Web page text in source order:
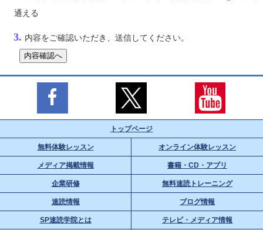
通える
3. 内容をご確認いただき、送信してください。
トップページ
無料体験レッスン オンライン体験レッスン
メディア掲載情報 書籍・CD・アプリ
企業研修 無料速読トレーニング
速読情報 ブログ情報
SP速読学院とは テレビ・メディア情報